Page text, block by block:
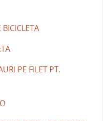
BICICLETA
PE FILET PT.